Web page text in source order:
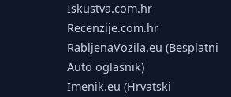
Iskustva.com.hr
Recenzije.com.hr
RabljenaVozila.eu (Besplatni
Auto oglasnik)
Imenik.eu (Hrvatski